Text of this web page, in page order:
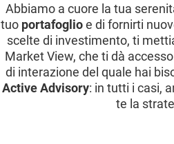
Abbiamo a cuore la tua
tuo portafoglioe di fornirti
scelte di investimento, ti
Market View, che ti dà
di interazione del quale hai
Active Advisory: in tutti i casi,
te la